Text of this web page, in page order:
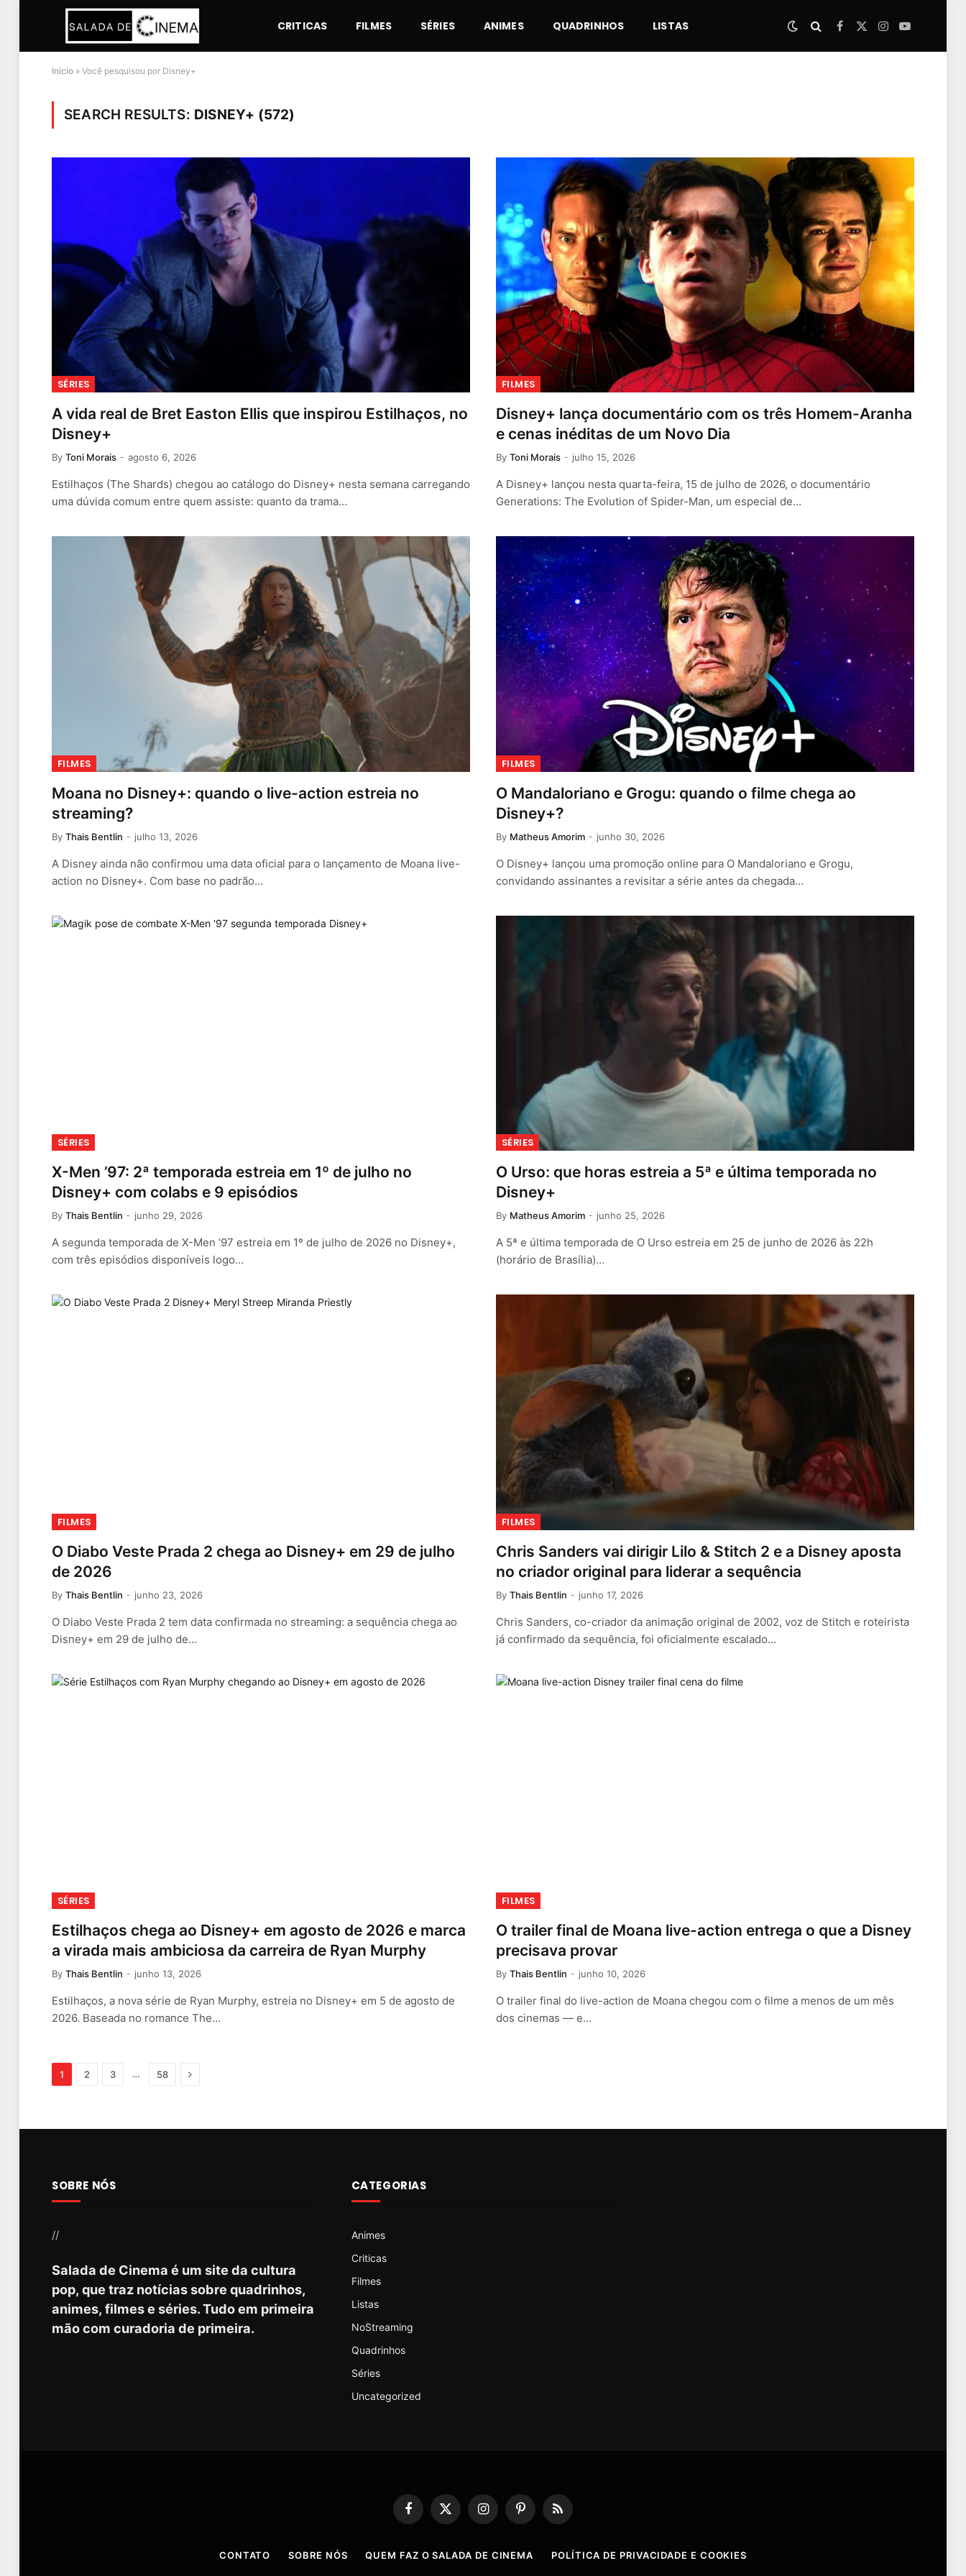
CRITICAS FILMES SÉRIES ANIMES QUADRINHOS LISTAS Facebook
X
Instagram
YouTube
Início » Você pesquisou por Disney+
SEARCH RESULTS: DISNEY+ (572)
SÉRIES
A vida real de Bret Easton Ellis que inspirou Estilhaços, no
Disney+
By Toni Morais agosto 6, 2026
Estilhaços (The Shards) chegou ao catálogo do Disney+ nesta semana carregando
uma dúvida comum entre quem assiste: quanto da trama…
FILMES
Disney+ lança documentário com os três Homem-Aranha
e cenas inéditas de um Novo Dia
By Toni Morais julho 15, 2026
A Disney+ lançou nesta quarta-feira, 15 de julho de 2026, o documentário
Generations: The Evolution of Spider-Man, um especial de…
FILMES
Moana no Disney+: quando o live-action estreia no
streaming?
By Thais Bentlin julho 13, 2026
A Disney ainda não confirmou uma data oficial para o lançamento de Moana live-
action no Disney+. Com base no padrão…
FILMES
O Mandaloriano e Grogu: quando o filme chega ao
Disney+?
By Matheus Amorim junho 30, 2026
O Disney+ lançou uma promoção online para O Mandaloriano e Grogu,
convidando assinantes a revisitar a série antes da chegada…
SÉRIES
X-Men ’97: 2ª temporada estreia em 1º de julho no
Disney+ com colabs e 9 episódios
By Thais Bentlin junho 29, 2026
A segunda temporada de X-Men ’97 estreia em 1º de julho de 2026 no Disney+,
com três episódios disponíveis logo…
SÉRIES
O Urso: que horas estreia a 5ª e última temporada no
Disney+
By Matheus Amorim junho 25, 2026
A 5ª e última temporada de O Urso estreia em 25 de junho de 2026 às 22h
(horário de Brasília)…
FILMES
O Diabo Veste Prada 2 chega ao Disney+ em 29 de julho
de 2026
By Thais Bentlin junho 23, 2026
O Diabo Veste Prada 2 tem data confirmada no streaming: a sequência chega ao
Disney+ em 29 de julho de…
FILMES
Chris Sanders vai dirigir Lilo & Stitch 2 e a Disney aposta
no criador original para liderar a sequência
By Thais Bentlin junho 17, 2026
Chris Sanders, co-criador da animação original de 2002, voz de Stitch e roteirista
já confirmado da sequência, foi oficialmente escalado…
SÉRIES
Estilhaços chega ao Disney+ em agosto de 2026 e marca
a virada mais ambiciosa da carreira de Ryan Murphy
By Thais Bentlin junho 13, 2026
Estilhaços, a nova série de Ryan Murphy, estreia no Disney+ em 5 de agosto de
2026. Baseada no romance The…
FILMES
O trailer final de Moana live-action entrega o que a Disney
precisava provar
By Thais Bentlin junho 10, 2026
O trailer final do live-action de Moana chegou com o filme a menos de um mês
dos cinemas — e…
1 2 3 … 58 Next
SOBRE NÓS
//
Salada de Cinema é um site da cultura
pop, que traz notícias sobre quadrinhos,
animes, filmes e séries. Tudo em primeira
mão com curadoria de primeira.
CATEGORIAS
Animes
Criticas
Filmes
Listas
NoStreaming
Quadrinhos
Séries
Uncategorized
Facebook
X
(Twitter)
InstagramPinterestRSS
CONTATO SOBRE NÓS QUEM FAZ O SALADA DE CINEMA POLÍTICA DE PRIVACIDADE E COOKIES